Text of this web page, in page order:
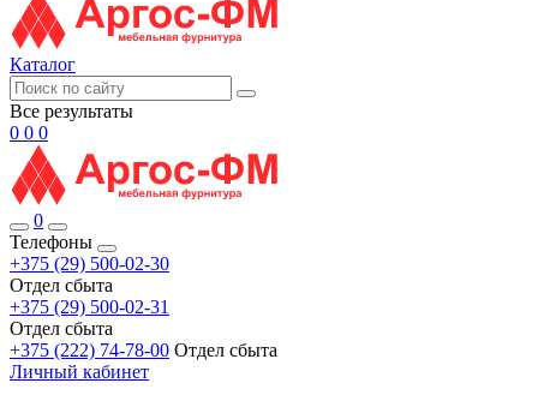
Каталог
Все результаты
0 0 0
0
Телефоны
+375 (29) 500-02-30
Отдел сбыта
+375 (29) 500-02-31
Отдел сбыта
+375 (222) 74-78-00 Отдел сбыта
Личный кабинет